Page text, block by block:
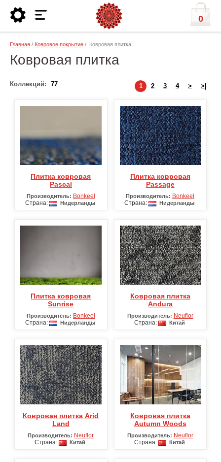
0
Главная / Ковровое покрытие / Ковровая плитка
Ковровая плитка
Коллекций: 77 1 2 3 4 > >|
Плитка ковровая
Pascal
Производитель: Bonkeel
Страна:
Нидерланды
Плитка ковровая
Passage
Производитель: Bonkeel
Страна:
Нидерланды
Плитка ковровая
Sunrise
Производитель: Bonkeel
Страна:
Нидерланды
Ковровая плитка
Andura
Производитель: Neuflor
Страна:
Китай
Ковровая плитка Arid
Land
Производитель: Neuflor
Страна:
Китай
Ковровая плитка
Autumn Woods
Производитель: Neuflor
Страна:
Китай